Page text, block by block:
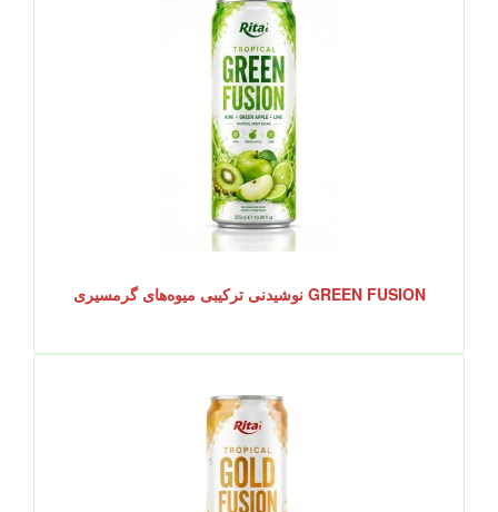
GREEN FUSION نوشیدنی ترکیبی میوه‌های گرمسیری